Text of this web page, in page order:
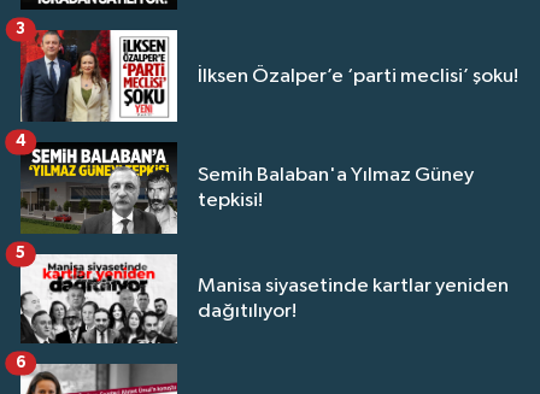
İlksen Özalper’e ‘parti meclisi’ şoku!
3
Semih Balaban'a Yılmaz Güney
tepkisi!
4
Manisa siyasetinde kartlar yeniden
dağıtılıyor!
5
6